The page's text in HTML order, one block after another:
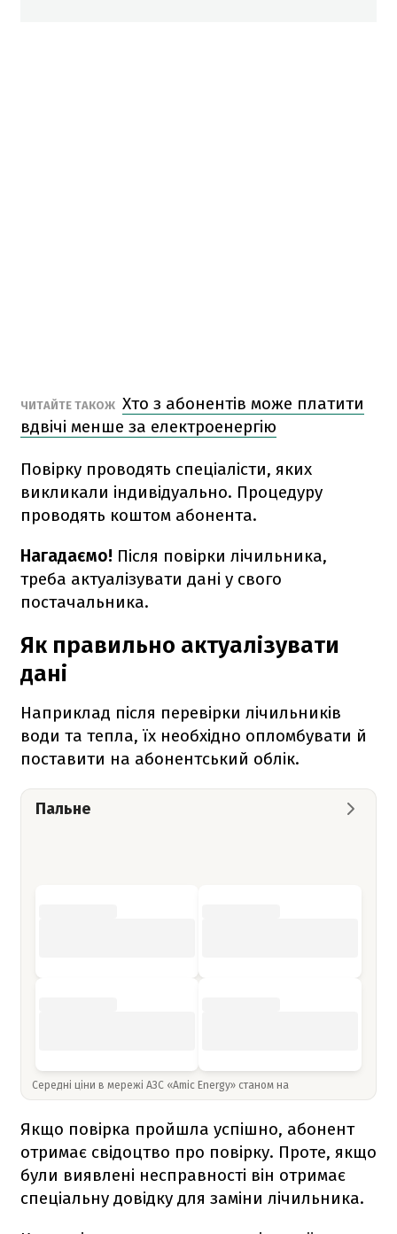
ЧИТАЙТЕ ТАКОЖ Хто з абонентів може платити
вдвічі менше за електроенергію
Повірку проводять спеціалісти, яких
викликали індивідуально. Процедуру
проводять коштом абонента.
Нагадаємо! Після повірки лічильника,
треба актуалізувати дані у свого
постачальника.
Як правильно актуалізувати
дані
Наприклад після перевірки лічильників
води та тепла, їх необхідно опломбувати й
поставити на абонентський облік.
Пальне
Середні ціни в мережі АЗС «Amic Energy» станом на
Якщо повірка пройшла успішно, абонент
отримає свідоцтво про повірку. Проте, якщо
були виявлені несправності він отримає
спеціальну довідку для заміни лічильника.